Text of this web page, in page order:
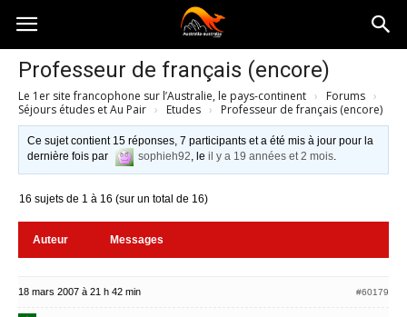
Australia-
australie.com
Professeur de français (encore)
Le 1er site francophone sur l’Australie, le pays-continent › Forums ›
Séjours études et Au Pair › Etudes › Professeur de français (encore)
Ce sujet contient 15 réponses, 7 participants et a été mis à jour pour la
dernière fois par
sophieh92, leil y a 19 années et 2 mois.
16 sujets de 1 à 16 (sur un total de 16)
Auteur Messages
18 mars 2007 à 21 h 42 min #60179